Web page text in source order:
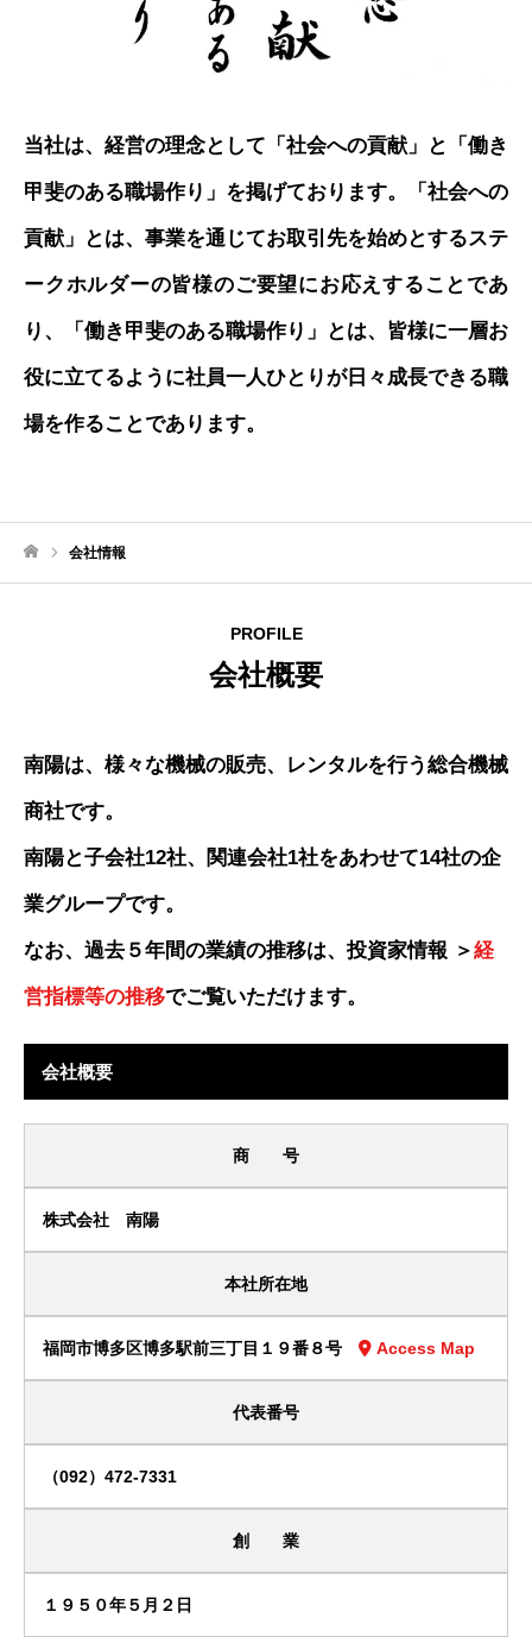
当社は、経営の理念として「社会への貢献」と「働き
甲斐のある職場作り」を掲げております。「社会への
貢献」とは、事業を通じてお取引先を始めとするステ
ークホルダーの皆様のご要望にお応えすることであ
り、「働き甲斐のある職場作り」とは、皆様に一層お
役に立てるように社員一人ひとりが日々成長できる職
場を作ることであります。
会社情報
PROFILE
会社概要
南陽は、様々な機械の販売、レンタルを行う総合機械
商社です。
南陽と子会社12社、関連会社1社をあわせて14社の企
業グループです。
なお、過去５年間の業績の推移は、投資家情報 ＞経
営指標等の推移でご覧いただけます。
会社概要
商 号
株式会社 南陽
本社所在地
福岡市博多区博多駅前三丁目１９番８号 Access Map
代表番号
（092）472-7331
創 業
１９５０年５月２日